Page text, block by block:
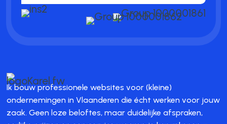
Ik bouw professionele websites voor (kleine)
ondernemingen in Vlaanderen die écht werken voor jouw
zaak. Geen loze beloftes, maar duidelijke afspraken,